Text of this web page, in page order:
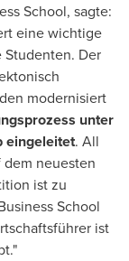
School, sagte:
eine wichtige
Studenten. Der
modernisiert
unter
eingeleitet. All
neuesten
ist zu
School
ist